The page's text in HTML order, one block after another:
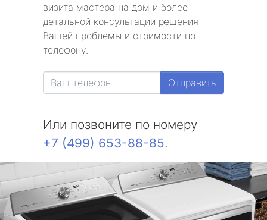
визита мастера на дом и более
детальной консультации решения
Вашей проблемы и стоимости по
телефону.
Отправить
Или позвоните по номеру
+7 (499) 653-88-85.